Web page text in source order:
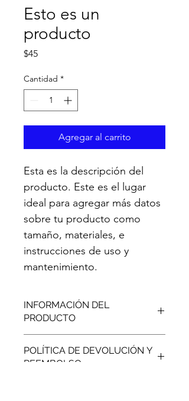
Esto es un
producto
$45Precio
Cantidad *
Agregar al carrito
Esta es la descripción del
producto. Este es el lugar
ideal para agregar más datos
sobre tu producto como
tamaño, materiales, e
instrucciones de uso y
mantenimiento.
INFORMACIÓN DEL
PRODUCTO
producto. Es el lugar ideal para
agregar más información sobre tu
POLÍTICA DE DEVOLUCIÓN Y
REEMBOLSO